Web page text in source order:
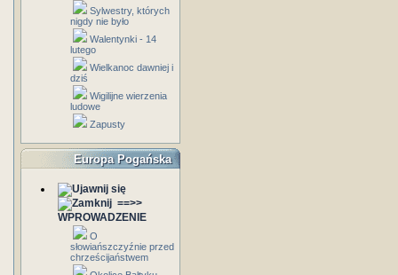
Sylwestry, których
nigdy nie było
Walentynki - 14
lutego
Wielkanoc dawniej i
dziś
Wigilijne wierzenia
ludowe
Zapusty
Europa Pogańska
==>>
WPROWADZENIE
O
słowiańszczyźnie przed
chrześcijaństwem